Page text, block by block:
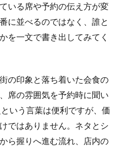
いる席や予約の伝え方が変
に並べるのではなく、誰と
を一文で書き出してみてく
の印象と落ち着いた会食の
席の雰囲気を予約時に聞い
いう言葉は便利ですが、価
ではありません。ネタとシ
ら握りへ進む流れ、店内の